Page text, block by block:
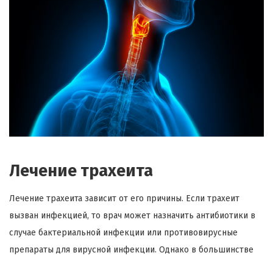
Лечение трахеита
Лечение трахеита зависит от его причины. Если трахеит
вызван инфекцией, то врач может назначить антибиотики в
случае бактериальной инфекции или противовирусные
препараты для вирусной инфекции. Однако в большинстве